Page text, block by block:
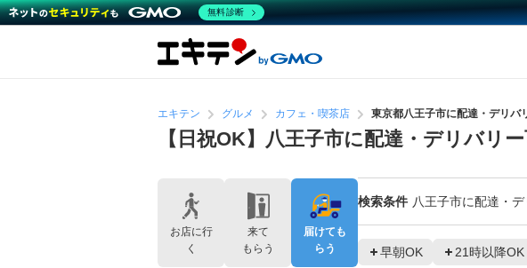
エキテン グルメ カフェ・喫茶店 東京都八王子市に配達・デリバ
【日祝OK】八王子市に配達・デリバリ
検索条件 八王子市に配達・
早朝OK 21時以降OK
お店に行
く
来て
もらう
届けても
らう
無料診断